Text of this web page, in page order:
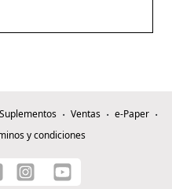
Suplementos Ventas
e-Paper
y condiciones